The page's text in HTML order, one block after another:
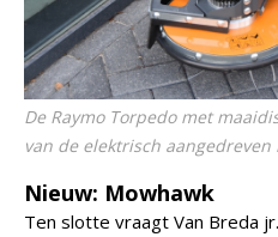
De Raymo Torpedo met
van de elektrisch aangedreven
Nieuw: Mowhawk
Ten slotte vraagt Van Breda